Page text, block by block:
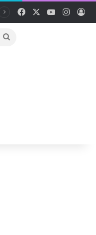
Facebook YouTube
Pretražite